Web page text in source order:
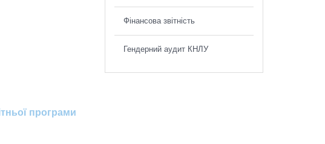
програми
Фінансова звітність
Гендерний аудит КНЛУ